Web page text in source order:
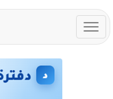
Toggle
navigation